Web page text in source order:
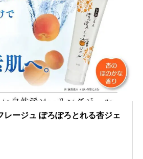
レージュ ぽろぽろとれる杏ジェ